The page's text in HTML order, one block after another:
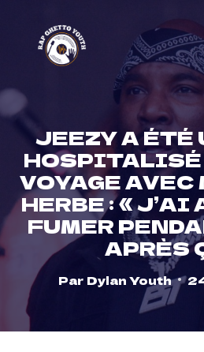
content
JEEZY A ÉTÉ
HOSPITALISÉ
VOYAGE
HERBE : « J’AI
FUMER
APRÈS
Par Dylan Youth